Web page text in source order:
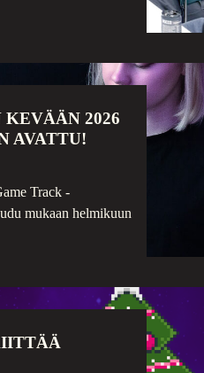
2026
AVATTU!
Track -
mukaan helmikuun